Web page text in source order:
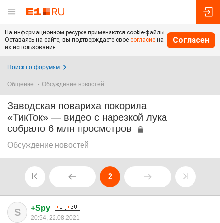
На информационном ресурсе применяются cookie-файлы.
Оставаясь на сайте, вы подтверждаете свое согласие на
их использование.
Согласен
Поиск по форумам
Общение Обсуждение новостей
Заводская повариха покорила
«ТикТок» — видео с нарезкой лука
собрало 6 млн просмотров
Обсуждение новостей
2
S +Spy
20:54, 22.08.2021